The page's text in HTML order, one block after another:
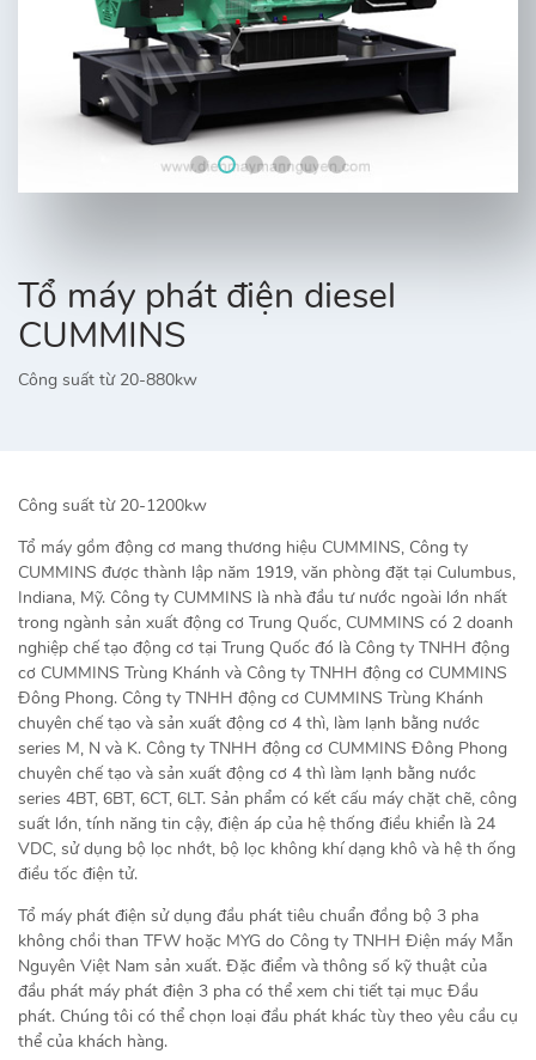
Tổ máy phát điện diesel
CUMMINS
Công suất từ 20-880kw
Công suất từ 20-1200kw
Tổ máy gồm động cơ mang thương hiệu CUMMINS, Công ty
CUMMINS được thành lập năm 1919, văn phòng đặt tại Culumbus,
Indiana, Mỹ. Công ty CUMMINS là nhà đầu tư nước ngoài lớn nhất
trong ngành sản xuất động cơ Trung Quốc, CUMMINS có 2 doanh
nghiệp chế tạo động cơ tại Trung Quốc đó là Công ty TNHH động
cơ CUMMINS Trùng Khánh và Công ty TNHH động cơ CUMMINS
Đông Phong. Công ty TNHH động cơ CUMMINS Trùng Khánh
chuyên chế tạo và sản xuất động cơ 4 thì, làm lạnh bằng nước
series M, N và K. Công ty TNHH động cơ CUMMINS Đông Phong
chuyên chế tạo và sản xuất động cơ 4 thì làm lạnh bằng nước
series 4BT, 6BT, 6CT, 6LT. Sản phẩm có kết cấu máy chặt chẽ, công
suất lớn, tính năng tin cậy, điện áp của hệ thống điều khiển là 24
VDC, sử dụng bộ lọc nhớt, bộ lọc không khí dạng khô và hệ th ống
điều tốc điện tử.
Tổ máy phát điện sử dụng đầu phát tiêu chuẩn đồng bộ 3 pha
không chồi than TFW hoặc MYG do Công ty TNHH Điện máy Mẫn
Nguyên Việt Nam sản xuất. Đặc điểm và thông số kỹ thuật của
đầu phát máy phát điện 3 pha có thể xem chi tiết tại mục Đầu
phát. Chúng tôi có thể chọn loại đầu phát khác tùy theo yêu cầu cụ
thể của khách hàng.